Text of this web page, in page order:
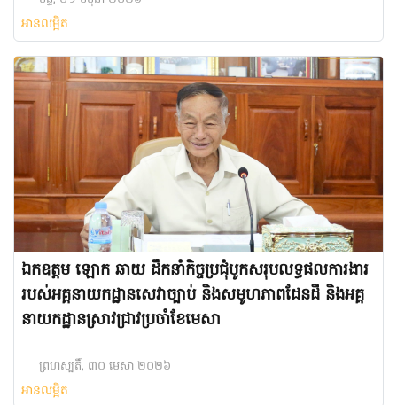
អានលម្អិត
ឯកឧត្តម ឡោក ឆាយ ដឹកនាំកិច្ចប្រជុំបូកសរុបលទ្ធផលការងារ
របស់អគ្គនាយកដ្ឋានសេវាច្បាប់ និងសមូហភាពដែនដី និងអគ្គ
នាយកដ្ឋានស្រាវជ្រាវប្រចាំខែមេសា
ព្រហស្បតិ៍, ៣០ មេសា ២០២៦
អានលម្អិត